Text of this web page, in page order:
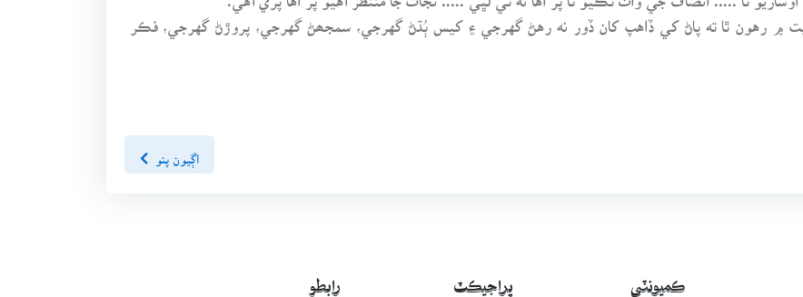
رهون ٿا ته پاڻ کي ڏاهپ کان ڏور نه رهڻ گهرجي ۽ کيس ٻُڌڻ گهرجي، سمجھڻ گهرجي، پروڙڻ گهرجي، فڪر
اڳيون پنو
ڪميونٽي پراجيڪٽ رابطو